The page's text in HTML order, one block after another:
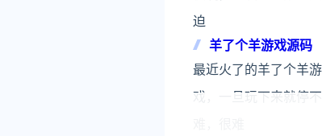
迫
羊了个羊游戏源码
最近火了的羊了个羊
戏，一旦玩下来就停